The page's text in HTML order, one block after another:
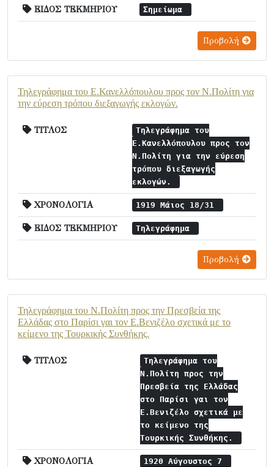
ΕΙΔΟΣ ΤΕΚΜΗΡΙΟΥ Σημείωμα
Προβολή
Τηλεγράφημα του Ε.Κανελλόπουλου προς τον Ν.Πολίτη για
την εύρεση τρόπου διεξαγωγής εκλογών.
ΤΙΤΛΟΣ
Τηλεγράφημα του
Ε.Κανελλόπουλου προς τον
Ν.Πολίτη για την εύρεση
τρόπου διεξαγωγής
εκλογών.
ΧΡΟΝΟΛΟΓΙΑ 1919 Μάιος 18/31
ΕΙΔΟΣ ΤΕΚΜΗΡΙΟΥ Τηλεγράφημα
Προβολή
Τηλεγράφημα του Ν.Πολίτη προς την Πρεσβεία της
Ελλάδας στο Παρίσι γαι τον Ε.Βενιζέλο σχετικά με το
κείμενο της Τουρκικής Συνθήκης.
ΤΙΤΛΟΣ
Τηλεγράφημα του
Ν.Πολίτη προς την
Πρεσβεία της Ελλάδας
στο Παρίσι γαι τον
Ε.Βενιζέλο σχετικά με
το κείμενο της
Τουρκικής Συνθήκης.
ΧΡΟΝΟΛΟΓΙΑ 1920 Αύγουστος 7